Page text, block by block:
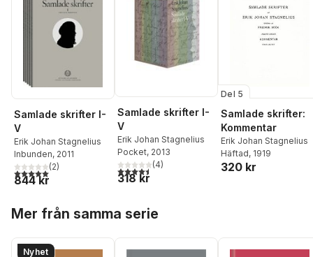
Samlade skrifter I-
V
Erik Johan Stagnelius
Inbunden, 2011
5,0utav 5 stjärnor. Totalt antal röster:
(2)
844 kr
Samlade skrifter I-
V
Erik Johan Stagnelius
Pocket, 2013
4,5utav 5 stjärnor. Totalt antal röster:
(4)
318 kr
Del 5
Samlade skrifter:
Kommentar
Erik Johan Stagnelius
Häftad, 1919
320 kr
Mer från samma serie
Nyhet